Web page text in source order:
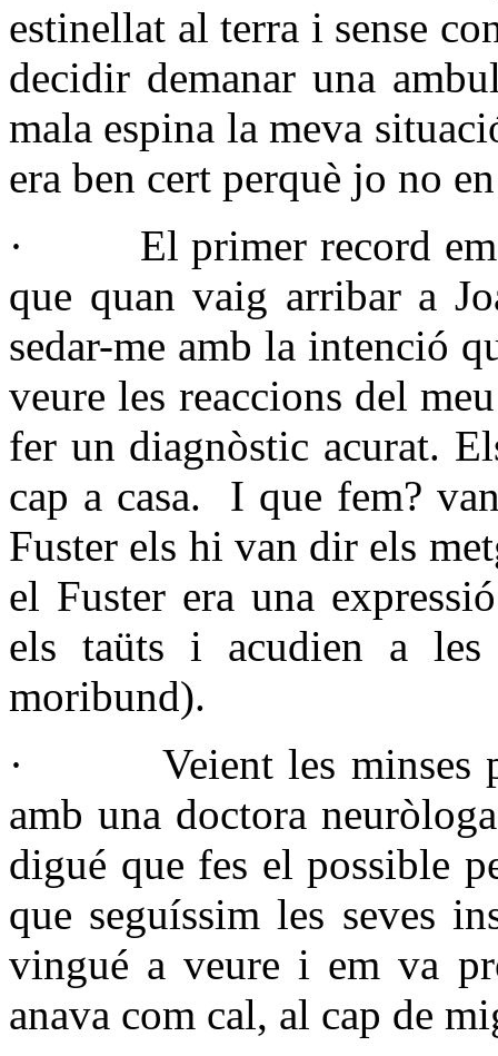
estinellat al terra i sense
decidir demanar una
mala espina la meva
era ben cert perquè jo no
·
El primer record em
que quan vaig arribar a
sedar-me amb la intenció
veure les reaccions del
fer un diagnòstic acurat.
cap a casa. I que fem?
Fuster els hi van dir els
el Fuster era una
els taüts i acudien a les
moribund).
·
Veient les minses
amb una doctora
digué que fes el possible
que seguíssim les seves
vingué a veure i em va
anava com cal, al cap de